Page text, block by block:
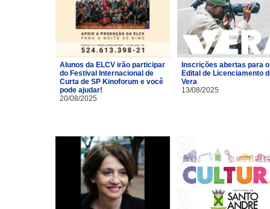
Alunos da ELCV irão participar
do Festival Internacional de
Curta de SP Kinoforum e você
pode ajudar!
20/08/2025
Inscrições abertas para o
Edital de Licenciamento
Vera
13/08/2025